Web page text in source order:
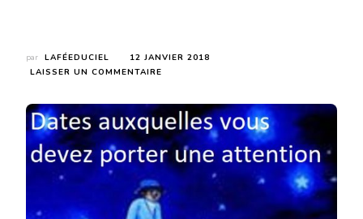
par LAFÉEDUCIEL
12 JANVIER 2018
LAISSER UN COMMENTAIRE
VOS
RÊVES
–
SEMAINE
DU
15